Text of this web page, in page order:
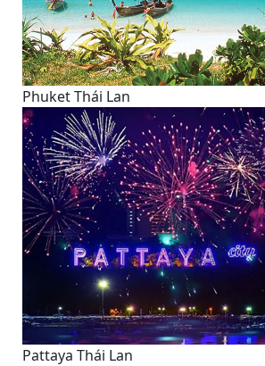
Phuket Thái Lan
Pattaya Thái Lan